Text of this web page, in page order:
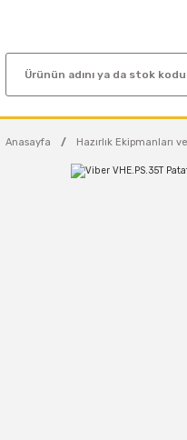
Anasayfa Hazırlık Ekipmanları